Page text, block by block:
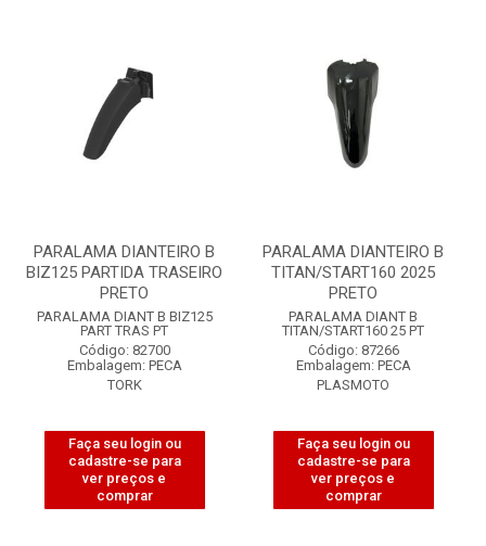
PARALAMA DIANTEIRO B
BIZ125 PARTIDA TRASEIRO
PRETO
PARALAMA DIANT B BIZ125
PART TRAS PT
Código: 82700
Embalagem: PECA
TORK
Faça seu login ou
cadastre-se para
ver preços e
comprar
PARALAMA DIANTEIRO B
TITAN/START160 2025
PRETO
PARALAMA DIANT B
TITAN/START160 25 PT
Código: 87266
Embalagem: PECA
PLASMOTO
Faça seu login ou
cadastre-se para
ver preços e
comprar